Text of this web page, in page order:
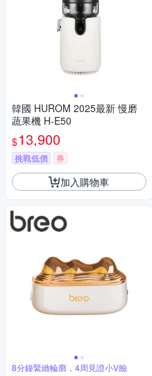
韓國 HUROM 2025最新 慢磨
蔬果機 H-E50
$13,900
挑戰低價 券
加入購物車
8分鐘緊緻輪廓，4周見證小V臉